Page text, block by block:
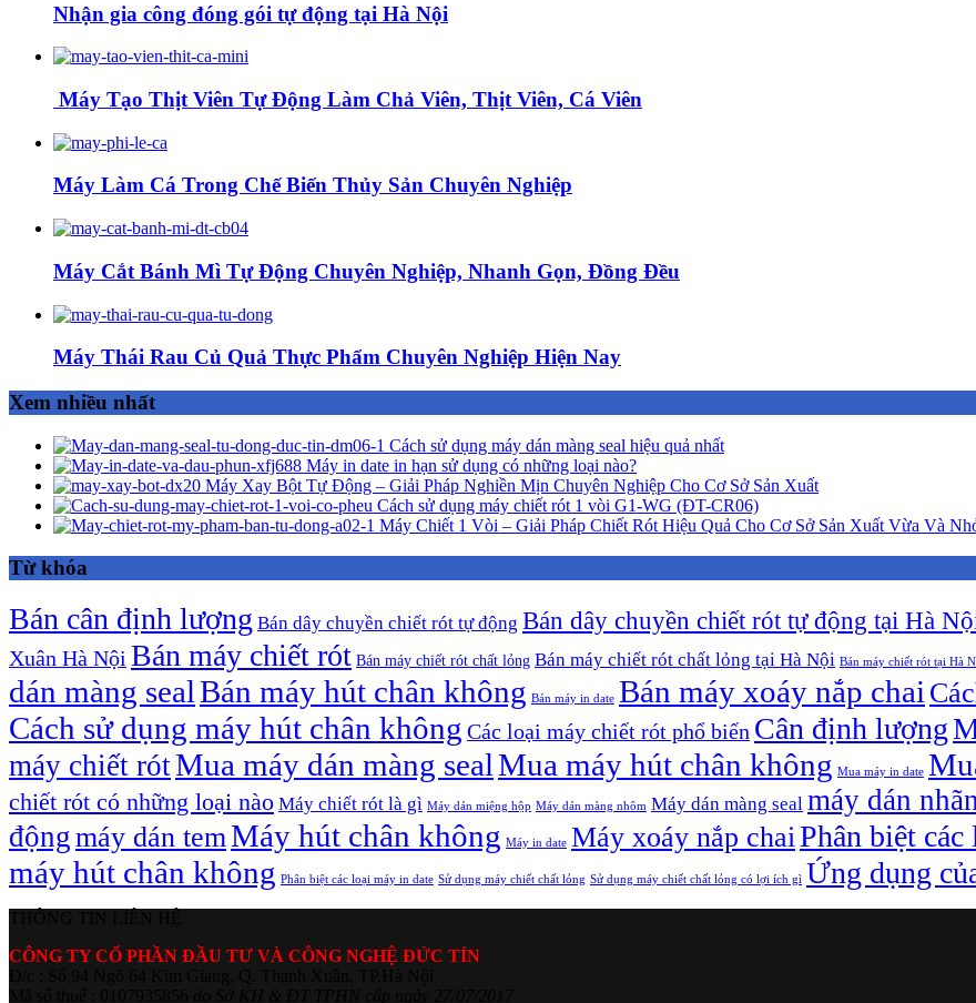
Nhận gia công đóng gói tự động tại Hà Nội
Máy Tạo Thịt Viên Tự Động Làm Chả Viên, Thịt Viên, Cá Viên
Máy Làm Cá Trong Chế Biến Thủy Sản Chuyên Nghiệp
Máy Cắt Bánh Mì Tự Động Chuyên Nghiệp, Nhanh Gọn, Đồng Đều
Máy Thái Rau Củ Quả Thực Phẩm Chuyên Nghiệp Hiện Nay
Xem nhiều nhất
Cách sử dụng máy dán màng seal hiệu quả nhất
Máy in date in hạn sử dụng có những loại nào?
Máy Xay Bột Tự Động – Giải Pháp Nghiền Mịn Chuyên Nghiệp Cho Cơ Sở Sản Xuất
Cách sử dụng máy chiết rót 1 vòi G1-WG (ĐT-CR06)
Máy Chiết 1 Vòi – Giải Pháp Chiết Rót Hiệu Quả Cho Cơ Sở Sản Xuất Vừa Và
Từ khóa
Bán cân định lượng Bán dây chuyền chiết rót tự động Bán dây chuyền chiết rót tự động tại Hà
Xuân Hà Nội Bán máy chiết rót Bán máy chiết rót chất lỏng Bán máy chiết rót chất lỏng tại Hà Nội Bán máy chiết rót tại Hà
dán màng sealBán máy hút chân không Bán máy in date Bán máy xoáy nắp chai
Cách sử dụng máy hút chân không Các loại máy chiết rót phổ biến Cân định lượng
máy chiết rótMua máy dán màng sealMua máy hút chân không Mua máy in date
chiết rót có những loại nào Máy chiết rót là gì Máy dán miệng hộp Máy dán màng nhôm Máy dán màng seal máy dán
độngmáy dán temMáy hút chân không Máy in date Máy xoáy nắp chaiPhân biệt
máy hút chân không Phân biệt các loại máy in date Sử dụng máy chiết chất lỏng Sử dụng máy chiết chất lỏng có lợi ích gì Ứng dụng
CÔNG TY CỔ PHẦN ĐẦU TƯ VÀ CÔNG NGHỆ ĐỨC TÍN